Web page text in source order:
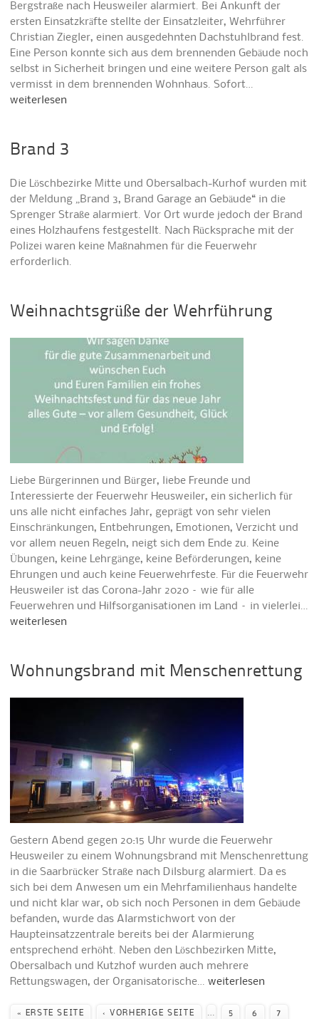
Bergstraße nach Heusweiler alarmiert. Bei Ankunft der
ersten Einsatzkräfte stellte der Einsatzleiter, Wehrführer
Christian Ziegler, einen ausgedehnten Dachstuhlbrand fest.
Eine Person konnte sich aus dem brennenden Gebäude noch
selbst in Sicherheit bringen und eine weitere Person galt als
vermisst in dem brennenden Wohnhaus. Sofort…
weiterlesen
Brand 3
Die Löschbezirke Mitte und Obersalbach-Kurhof wurden mit
der Meldung „Brand 3, Brand Garage an Gebäude“ in die
Sprenger Straße alarmiert. Vor Ort wurde jedoch der Brand
eines Holzhaufens festgestellt. Nach Rücksprache mit der
Polizei waren keine Maßnahmen für die Feuerwehr
erforderlich.
Weihnachtsgrüße der Wehrführung
Liebe Bürgerinnen und Bürger, liebe Freunde und
Interessierte der Feuerwehr Heusweiler, ein sicherlich für
uns alle nicht einfaches Jahr, geprägt von sehr vielen
Einschränkungen, Entbehrungen, Emotionen, Verzicht und
vor allem neuen Regeln, neigt sich dem Ende zu. Keine
Übungen, keine Lehrgänge, keine Beförderungen, keine
Ehrungen und auch keine Feuerwehrfeste. Für die Feuerwehr
Heusweiler ist das Corona-Jahr 2020 – wie für alle
Feuerwehren und Hilfsorganisationen im Land – in vielerlei…
weiterlesen
Wohnungsbrand mit Menschenrettung
Gestern Abend gegen 20:15 Uhr wurde die Feuerwehr
Heusweiler zu einem Wohnungsbrand mit Menschenrettung
in die Saarbrücker Straße nach Dilsburg alarmiert. Da es
sich bei dem Anwesen um ein Mehrfamilienhaus handelte
und nicht klar war, ob sich noch Personen in dem Gebäude
befanden, wurde das Alarmstichwort von der
Haupteinsatzzentrale bereits bei der Alarmierung
entsprechend erhöht. Neben den Löschbezirken Mitte,
Obersalbach und Kutzhof wurden auch mehrere
Rettungswagen, der Organisatorische…weiterlesen
Seiten
« ERSTE SEITE ‹ VORHERIGE SEITE … 5 6 7